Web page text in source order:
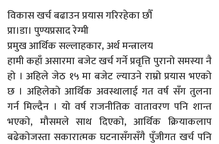
विकास खर्च बढाउन प्रयास गरिरहेका छौँ
प्रा।डा। पुण्यप्रसाद रेग्मी
प्रमुख आर्थिक सल्लाहकार, अर्थ मन्त्रालय
हामी कहाँ असारमा बजेट खर्च गर्ने प्रवृत्ति पुरानो समस्या नै
हो । अहिले जेठ १५ मा बजेट ल्याउने राम्रो प्रयास भएको
छ । अहिलेको आर्थिक अवस्थालाई गत वर्ष सँग तुलना
गर्न मिल्दैन । यो वर्ष राजनीतिक वातावरण पनि शान्त
भएको, मौसमले साथ दिएको, आर्थिक क्रियाकलाप
बढेकोजस्ता सकारात्मक घटनासँगसँगै पुँजीगत खर्च पनि